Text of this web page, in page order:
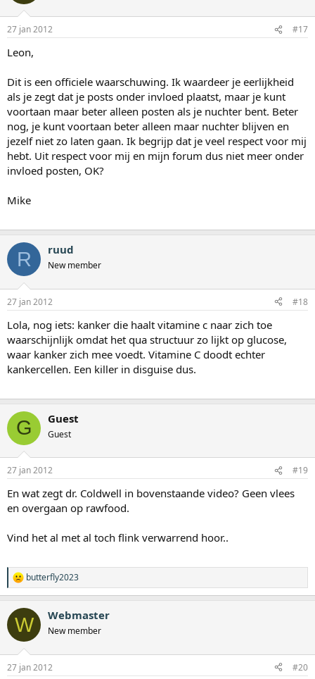
27 jan 2012 #17
Leon,
Dit is een officiele waarschuwing. Ik waardeer je eerlijkheid
als je zegt dat je posts onder invloed plaatst, maar je kunt
voortaan maar beter alleen posten als je nuchter bent. Beter
nog, je kunt voortaan beter alleen maar nuchter blijven en
jezelf niet zo laten gaan. Ik begrijp dat je veel respect voor mij
hebt. Uit respect voor mij en mijn forum dus niet meer onder
invloed posten, OK?
Mike
R ruud
New member
27 jan 2012 #18
Lola, nog iets: kanker die haalt vitamine c naar zich toe
waarschijnlijk omdat het qua structuur zo lijkt op glucose,
waar kanker zich mee voedt. Vitamine C doodt echter
kankercellen. Een killer in disguise dus.
G Guest
Guest
27 jan 2012 #19
En wat zegt dr. Coldwell in bovenstaande video? Geen vlees
en overgaan op rawfood.
Vind het al met al toch flink verwarrend hoor..
W
a
r
d
e
n
butterfly2023
W Webmaster
New member
27 jan 2012 #20